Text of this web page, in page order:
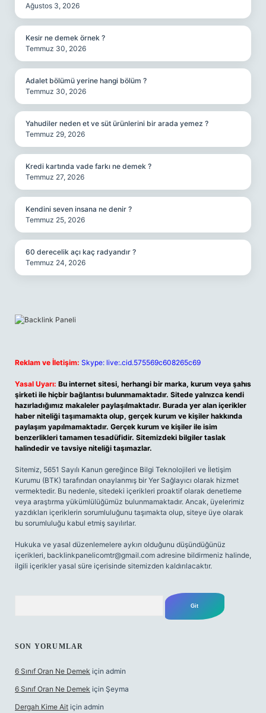
Ağustos 3, 2026
Kesir ne demek örnek ?
Temmuz 30, 2026
Adalet bölümü yerine hangi bölüm ?
Temmuz 30, 2026
Yahudiler neden et ve süt ürünlerini bir arada yemez ?
Temmuz 29, 2026
Kredi kartında vade farkı ne demek ?
Temmuz 27, 2026
Kendini seven insana ne denir ?
Temmuz 25, 2026
60 derecelik açı kaç radyandır ?
Temmuz 24, 2026
Reklam ve İletişim: Skype: live:.cid.575569c608265c69
Yasal Uyarı: Bu internet sitesi, herhangi bir marka, kurum veya şahıs
şirketi ile hiçbir bağlantısı bulunmamaktadır. Sitede yalnızca kendi
hazırladığımız makaleler paylaşılmaktadır. Burada yer alan içerikler
haber niteliği taşımamakta olup, gerçek kurum ve kişiler hakkında
paylaşım yapılmamaktadır. Gerçek kurum ve kişiler ile isim
benzerlikleri tamamen tesadüfidir. Sitemizdeki bilgiler taslak
halindedir ve tavsiye niteliği taşımazlar.
Sitemiz, 5651 Sayılı Kanun gereğince Bilgi Teknolojileri ve İletişim
Kurumu (BTK) tarafından onaylanmış bir Yer Sağlayıcı olarak hizmet
vermektedir. Bu nedenle, sitedeki içerikleri proaktif olarak denetleme
veya araştırma yükümlülüğümüz bulunmamaktadır. Ancak, üyelerimiz
yazdıkları içeriklerin sorumluluğunu taşımakta olup, siteye üye olarak
bu sorumluluğu kabul etmiş sayılırlar.
Hukuka ve yasal düzenlemelere aykırı olduğunu düşündüğünüz
içerikleri, backlinkpanelicomtr@gmail.com adresine bildirmeniz halinde,
ilgili içerikler yasal süre içerisinde sitemizden kaldırılacaktır.
SON YORUMLAR
6 Sınıf Oran Ne Demek için admin
6 Sınıf Oran Ne Demek için Şeyma
Dergah Kime Ait için admin